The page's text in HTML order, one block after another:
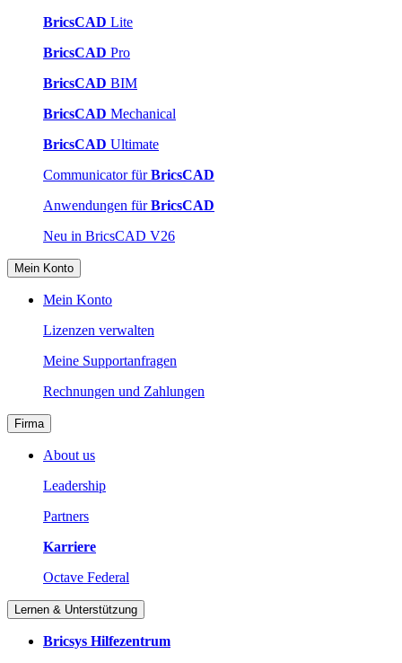
BricsCAD Lite
BricsCAD Pro
BricsCAD BIM
BricsCAD Mechanical
BricsCAD Ultimate
Communicator fürBricsCAD
Anwendungen fürBricsCAD
Neu in BricsCAD V26
Mein Konto
Mein Konto
Lizenzen verwalten
Meine Supportanfragen
Rechnungen und Zahlungen
Firma
About us
Leadership
Partners
Karriere
Octave Federal
Lernen & Unterstützung
Bricsys Hilfezentrum